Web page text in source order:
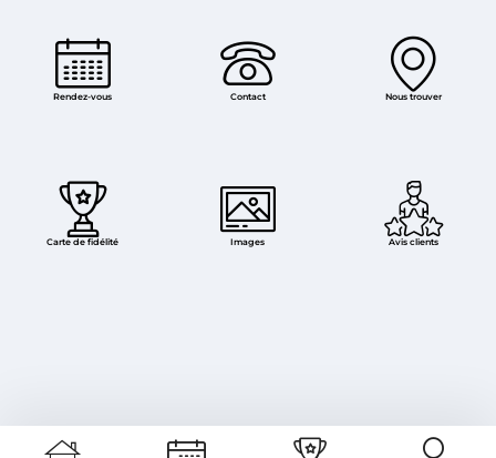
Rendez-vous Contact Nous trouver
Carte de fidélité Images Avis clients